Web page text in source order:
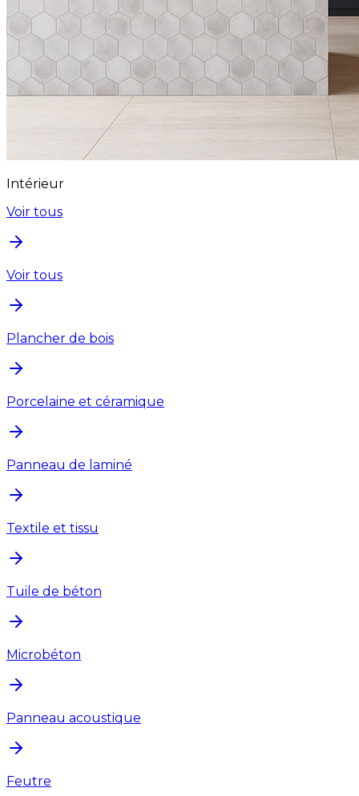
Intérieur
Voir tous
Voir tous
Plancher de bois
Porcelaine et céramique
Panneau de laminé
Textile et tissu
Tuile de béton
Microbéton
Panneau acoustique
Feutre